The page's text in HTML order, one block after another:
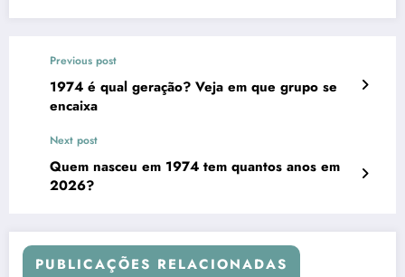
Previous post
1974 é qual geração? Veja em que grupo se
encaixa
Next post
Quem nasceu em 1974 tem quantos anos em
2026?
PUBLICAÇÕES RELACIONADAS